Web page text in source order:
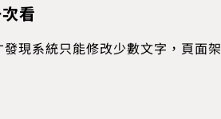
看
現系統只能修改少數文字，頁面架